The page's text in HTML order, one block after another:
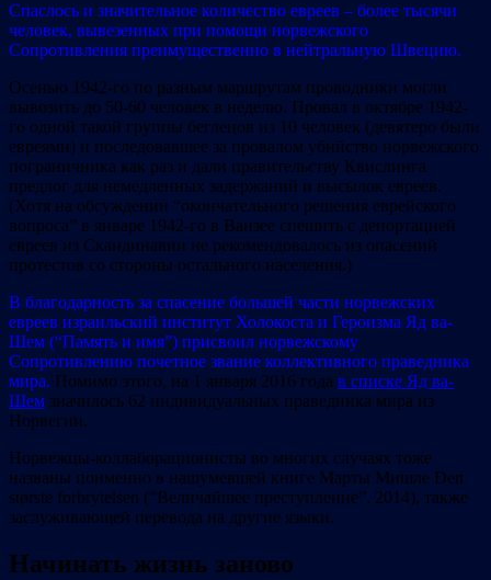
Спаслось и значительное количество евреев – более тысячи
человек, вывезенных при помощи норвежского
Сопротивления преимущественно в нейтральную Швецию.
Осенью 1942-го по разным маршрутам проводники могли
вывозить до 50-60 человек в неделю. Провал в октябре 1942-
го одной такой группы беглецов из 10 человек (девятеро были
евреями) и последовавшее за провалом убийство норвежского
пограничника как раз и дали правительству Квислинга
предлог для немедленных задержаний и высылок евреев.
(Хотя на обсуждении “окончательного решения еврейского
вопроса” в январе 1942-го в Ванзее спешить с депортацией
евреев из Скандинавии не рекомендовалось из опасений
протестов со стороны остального населения.)
В благодарность за спасение большей части норвежских
евреев израильский институт Холокоста и Героизма Яд ва-
Шем (“Память и имя”) присвоил норвежскому
Сопротивлению почетное звание коллективного праведника
мира. Помимо этого, на 1 января 2016 года в списке Яд ва-
Шем значилось 62 индивидуальных праведника мира из
Норвегии.
Норвежцы-коллаборационисты во многих случаях тоже
названы поименно в нашумевшей книге Марты Мишле Den
største forbrytelsen (“Величайшее преступление”, 2014), также
заслуживающей перевода на другие языки.
Начинать жизнь заново